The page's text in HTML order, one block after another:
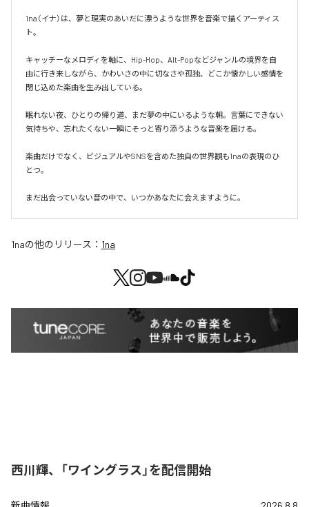
1na（イナ）は、夢と現実のあいだに漂うような世界を音楽で描くアーティス
ト。
キャッチーなメロディを軸に、Hip-Hop、Alt-Popなどジャンルの境界を自
由に行き来しながら、かわいさの中に切なさや孤独、どこか懐かしい感情を
閉じ込めた楽曲を生み出している。
眠れない夜、ひとりの帰り道、まだ夢の中にいるような朝。言葉にできない
気持ちや、忘れたくない一瞬にそっと寄り添うような音楽を届ける。
楽曲だけでなく、ビジュアルやSNSを含めた独自の世界観も1naの表現のひ
とつ。
まだ出会っていない音の中で、いつかあなたに会えますように。
1naの他のリリース： 1na
西川輝、「ワイングラス」を配信開始